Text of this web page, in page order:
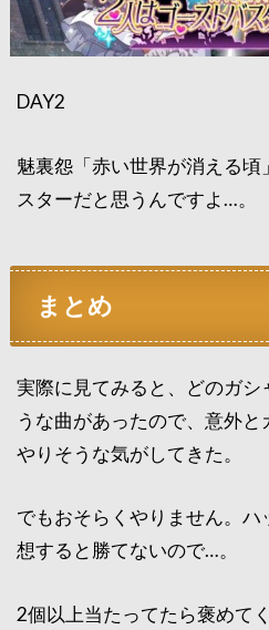
DAY2
魅裏怨「赤い世界が消える
スターだと思うんですよ…。
まとめ
実際に見てみると、どのガ
うな曲があったので、意外
やりそうな気がしてきた。
でもおそらくやりません。
想すると勝てないので…。
2個以上当たってたら褒めて